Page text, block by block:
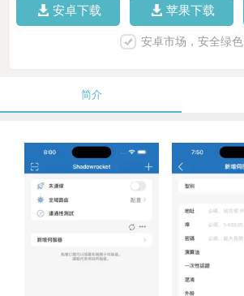
安卓下载 苹果下载
安卓市场，安全绿色
简介